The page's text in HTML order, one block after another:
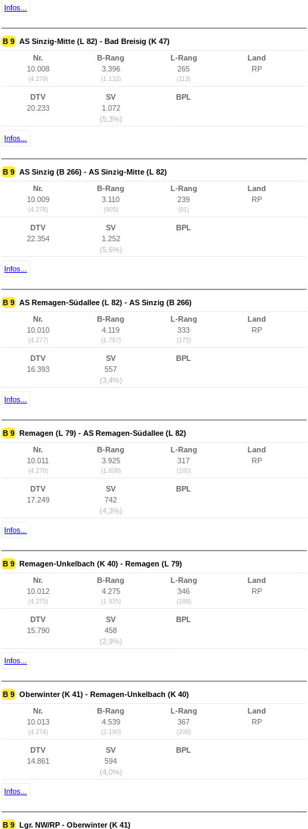
Infos...
B 9 AS Sinzig-Mitte (L 82) - Bad Breisig (K 47)
Nr.
10.008
(4.279)
B-Rang
3.396
(1.132)
L-Rang
265
(113)
Land
RP
DTV
20.233
SV
1.072
(5,3%)
BPL
Infos...
B 9 AS Sinzig (B 266) - AS Sinzig-Mitte (L 82)
Nr.
10.009
(4.278)
B-Rang
3.110
(905)
L-Rang
239
(91)
Land
RP
DTV
22.354
SV
1.252
(5,6%)
BPL
Infos...
B 9 AS Remagen-Südallee (L 82) - AS Sinzig (B 266)
Nr.
10.010
(4.277)
B-Rang
4.119
(1.787)
L-Rang
333
(175)
Land
RP
DTV
16.393
SV
557
(3,4%)
BPL
Infos...
B 9 Remagen (L 79) - AS Remagen-Südallee (L 82)
Nr.
10.011
(4.276)
B-Rang
3.925
(1.609)
L-Rang
317
(160)
Land
RP
DTV
17.249
SV
742
(4,3%)
BPL
Infos...
B 9 Remagen-Unkelbach (K 40) - Remagen (L 79)
Nr.
10.012
(4.275)
B-Rang
4.275
(1.935)
L-Rang
346
(188)
Land
RP
DTV
15.790
SV
458
(2,9%)
BPL
Infos...
B 9 Oberwinter (K 41) - Remagen-Unkelbach (K 40)
Nr.
10.013
(4.274)
B-Rang
4.539
(2.190)
L-Rang
367
(208)
Land
RP
DTV
14.861
SV
594
(4,0%)
BPL
Infos...
B 9 Lgr. NW/RP - Oberwinter (K 41)